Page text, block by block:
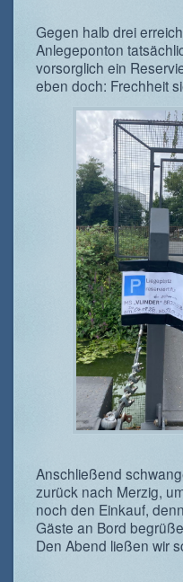
Gegen halb drei
Anlegeponton
vorsorglich ein
eben doch: Frechheit
Anschließend
zurück nach Merzig,
noch den Einkauf,
Gäste an Bord
Den Abend ließen wir